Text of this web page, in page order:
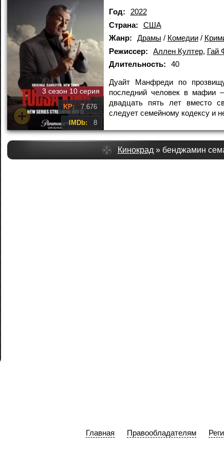
3 сезон 10 серия
KP: 7.676
IMDb: 8
Год:
2022
Страна:
США
Жанр:
Драмы / Комедии/
Режиссер:
Аллен Култер, Гай
Длительность:
40
Дуайт Манфреди по
последний человек в мафии
двадцать пять лет вместо
следует семейному кодексу и
Кинокрад » бенджамин
Главная Правообладателям